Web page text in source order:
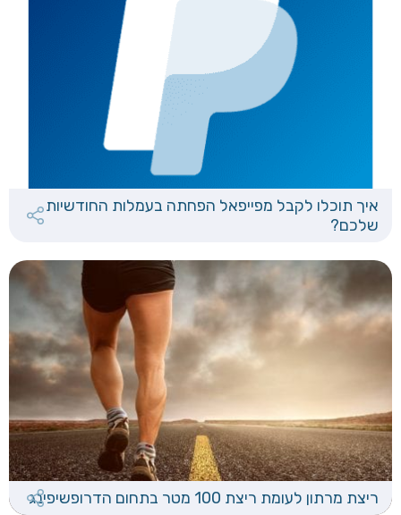
איך תוכלו לקבל מפייפאל הפחתה בעמלות החודשיות
שלכם?
ריצת מרתון לעומת ריצת 100 מטר בתחום הדרופשיפינג